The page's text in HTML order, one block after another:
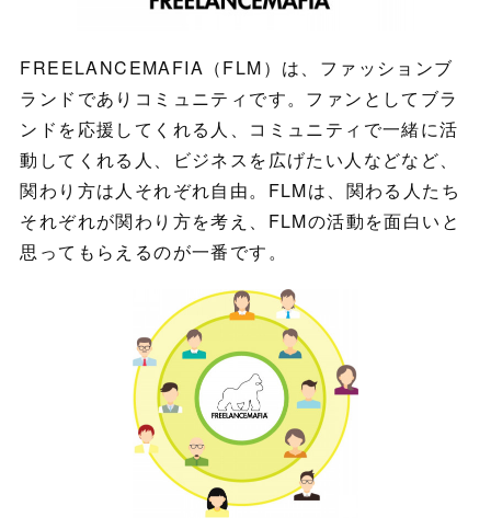
FREELANCEMAFIA（FLM）は、ファッションブ
ランドでありコミュニティです。ファンとしてブラ
ンドを応援してくれる人、コミュニティで一緒に活
動してくれる人、ビジネスを広げたい人などなど、
関わり方は人それぞれ自由。FLMは、関わる人たち
それぞれが関わり方を考え、FLMの活動を面白いと
思ってもらえるのが一番です。